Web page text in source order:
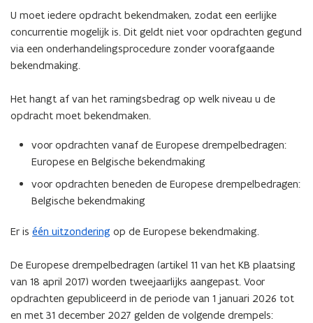
U moet iedere opdracht bekendmaken, zodat een eerlijke
concurrentie mogelijk is. Dit geldt niet voor opdrachten gegund
via een onderhandelingsprocedure zonder voorafgaande
bekendmaking.
Het hangt af van het ramingsbedrag op welk niveau u de
opdracht moet bekendmaken.
voor opdrachten vanaf de Europese drempelbedragen:
Europese en Belgische bekendmaking
voor opdrachten beneden de Europese drempelbedragen:
Belgische bekendmaking
Er is één uitzondering op de Europese bekendmaking.
De Europese drempelbedragen (artikel 11 van het KB plaatsing
van 18 april 2017) worden tweejaarlijks aangepast. Voor
opdrachten gepubliceerd in de periode van 1 januari 2026 tot
en met 31 december 2027 gelden de volgende drempels: